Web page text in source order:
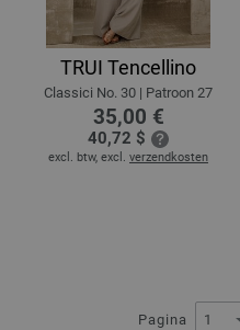
TRUI Tencellino
Classici No. 30 | Patroon 27
35,00 €
40,72 $
excl. btw, excl. verzendkosten
Pagina